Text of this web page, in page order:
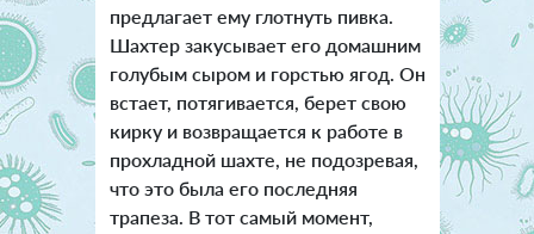
предлагает ему глотнуть пивка.
Шахтер закусывает его домашним
голубым сыром и горстью ягод. Он
встает, потягивается, берет свою
кирку и возвращается к работе в
прохладной шахте, не подозревая,
что это была его последняя
трапеза. В тот самый момент,